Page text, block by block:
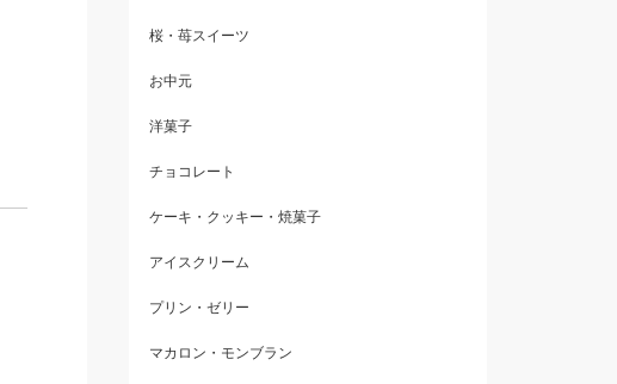
桜・苺スイーツ
お中元
洋菓子
チョコレート
ケーキ・クッキー・焼菓子
アイスクリーム
プリン・ゼリー
マカロン・モンブラン